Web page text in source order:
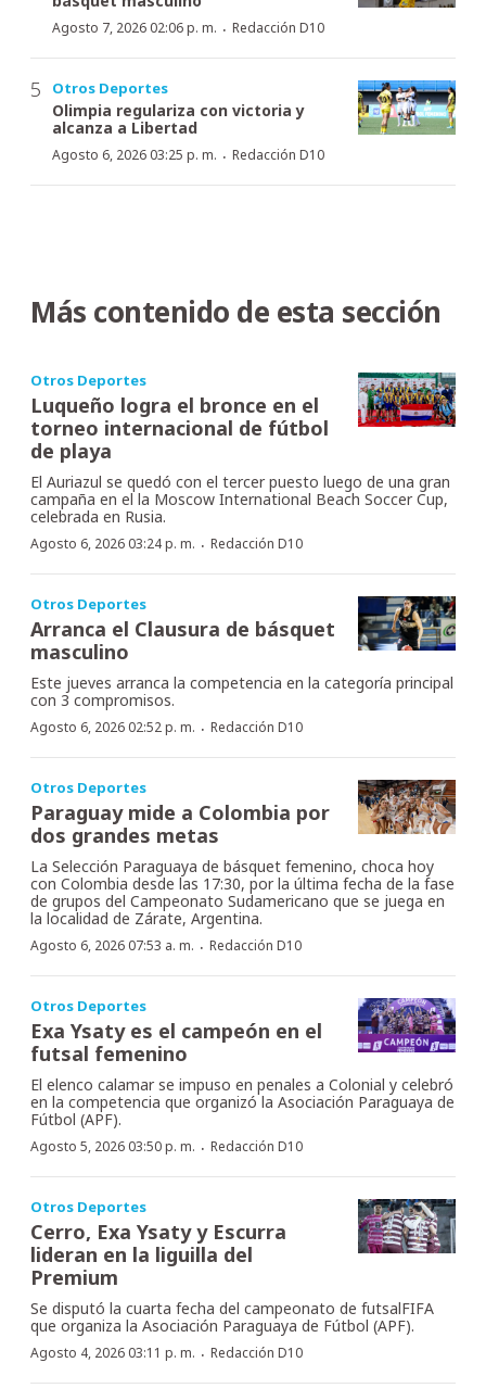
Agosto 7, 2026 02:06 p. m. · Redacción D10
Otros Deportes
Olimpia regulariza con victoria y
alcanza a Libertad
Agosto 6, 2026 03:25 p. m. · Redacción D10
Más contenido de esta sección
Otros Deportes
Luqueño logra el bronce en el
torneo internacional de fútbol
de playa
El Auriazul se quedó con el tercer puesto luego de una gran
campaña en el la Moscow International Beach Soccer Cup,
celebrada en Rusia.
Agosto 6, 2026 03:24 p. m. · Redacción D10
Otros Deportes
Arranca el Clausura de básquet
masculino
Este jueves arranca la competencia en la categoría principal
con 3 compromisos.
Agosto 6, 2026 02:52 p. m. · Redacción D10
Otros Deportes
Paraguay mide a Colombia por
dos grandes metas
La Selección Paraguaya de básquet femenino, choca hoy
con Colombia desde las 17:30, por la última fecha de la fase
de grupos del Campeonato Sudamericano que se juega en
la localidad de Zárate, Argentina.
Agosto 6, 2026 07:53 a. m. · Redacción D10
Otros Deportes
Exa Ysaty es el campeón en el
futsal femenino
El elenco calamar se impuso en penales a Colonial y celebró
en la competencia que organizó la Asociación Paraguaya de
Fútbol (APF).
Agosto 5, 2026 03:50 p. m. · Redacción D10
Otros Deportes
Cerro, Exa Ysaty y Escurra
lideran en la liguilla del
Premium
Se disputó la cuarta fecha del campeonato de futsalFIFA
que organiza la Asociación Paraguaya de Fútbol (APF).
Agosto 4, 2026 03:11 p. m. · Redacción D10